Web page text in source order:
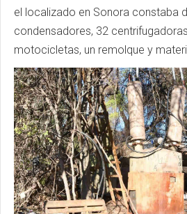
el localizado en Sonora constaba
condensadores, 32
motocicletas, un remolque y